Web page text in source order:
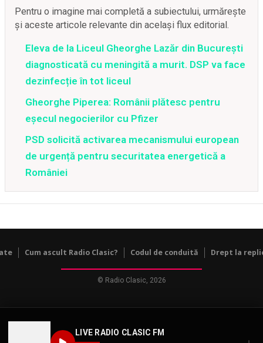
LIVE RADIO CLASIC FM
Pentru o imagine mai completă a subiectului, urmărește
și aceste articole relevante din același flux editorial.
Eleva de la Liceul Gheorghe Lazăr din București
diagnosticată cu meningită a murit. DSP va face
dezinfecție în tot liceul
Gheorghe Piperea: Românii plătesc pentru
eșecul negocierilor cu Pfizer
PSD solicită activarea mecanismului european
de urgență pentru securitatea energetică a
României
Cum ascult Radio Clasic? Codul de conduită Drept la
© Radio Clasic, 2026